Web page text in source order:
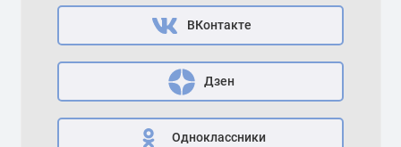
ВКонтакте
Дзен
Одноклассники